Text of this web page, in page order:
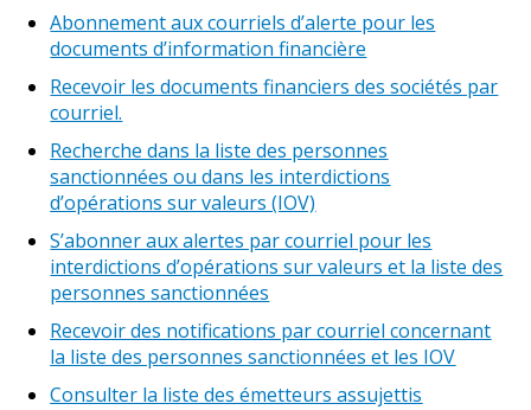
Abonnement aux courriels d’alerte pour les
documents d’information financière
Recevoir les documents financiers des sociétés par
courriel.
Recherche dans la liste des personnes
sanctionnées ou dans les interdictions
d’opérations sur valeurs (IOV)
S’abonner aux alertes par courriel pour les
interdictions d’opérations sur valeurs et la liste des
personnes sanctionnées
Recevoir des notifications par courriel concernant
la liste des personnes sanctionnées et les IOV
Consulter la liste des émetteurs assujettis